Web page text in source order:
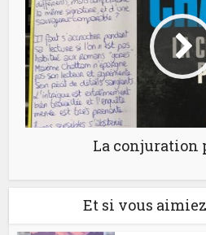
La
Et si vous